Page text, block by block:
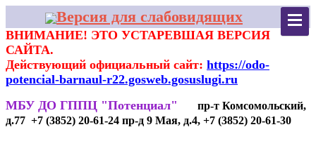
Версия для слабовидящих
ВНИМАНИЕ! ЭТО УСТАРЕВШАЯ ВЕРСИЯ
САЙТА.
Действующий официальный сайт: https://odo-
potencial-barnaul-r22.gosweb.gosuslugi.ru
МБУ ДО ГППЦ "Потенциал"
пр-т Комсомольский,
д.77 +7 (3852) 20-61-24 пр-д 9 Мая, д.4, +7 (3852) 20-61-30